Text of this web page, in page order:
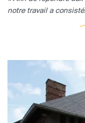
notre travail a